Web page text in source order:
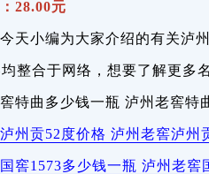
28.00元
天小编为大家介绍的有关泸
整合于网络，想要了解更多
窖特曲多少钱一瓶 泸州老窖
州贡52度价格 泸州老窖泸州
窖1573多少钱一瓶 泸州老窖